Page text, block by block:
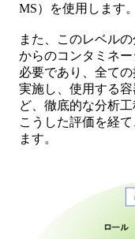
MS）を使用します。
また、このレベル
からのコンタミネ
必要であり、全て
実施し、使用する
ど、徹底的な分析
こうした評価を経
ます。